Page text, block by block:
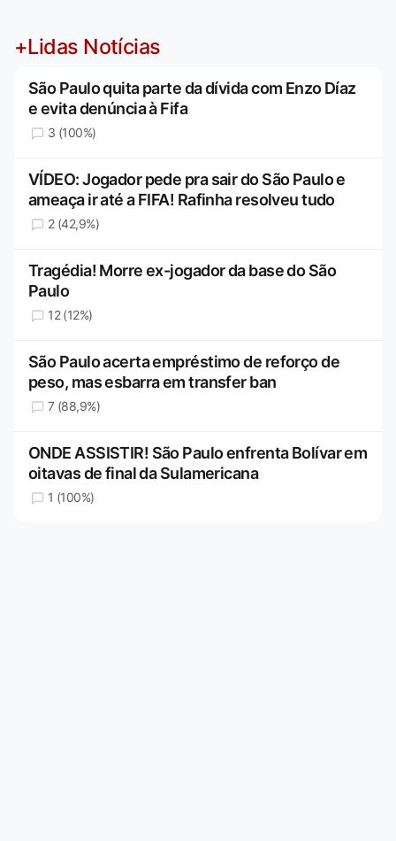
+Lidas Notícias
São Paulo quita parte da dívida com Enzo Díaz
e evita denúncia à Fifa
3 (100%)
VÍDEO: Jogador pede pra sair do São Paulo e
ameaça ir até a FIFA! Rafinha resolveu tudo
2 (42,9%)
Tragédia! Morre ex-jogador da base do São
Paulo
12 (12%)
São Paulo acerta empréstimo de reforço de
peso, mas esbarra em transfer ban
7 (88,9%)
ONDE ASSISTIR! São Paulo enfrenta Bolívar em
oitavas de final da Sulamericana
1 (100%)